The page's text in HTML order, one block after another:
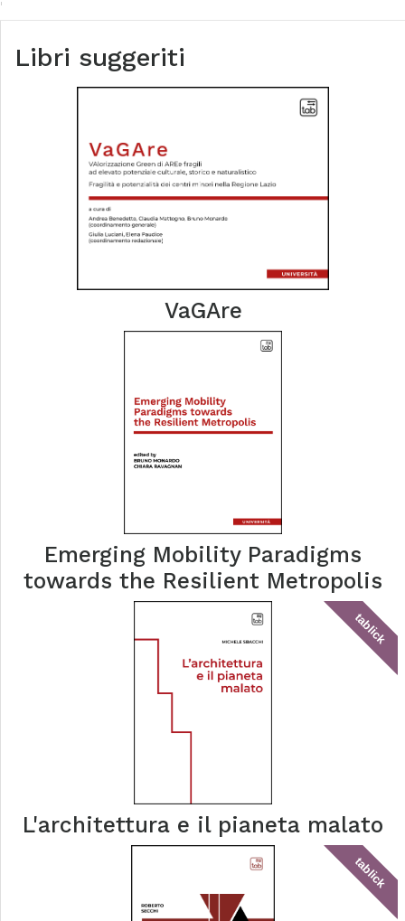
Libri suggeriti
VaGAre
Emerging Mobility Paradigms
towards the Resilient Metropolis
tablick
L'architettura e il pianeta malato
tablick